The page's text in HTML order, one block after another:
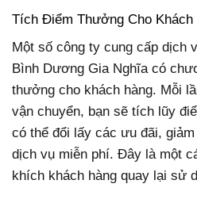
Tích Điểm Thưởng Cho Khách
Một số công ty cung cấp dịch
Bình Dương Gia Nghĩa có
thưởng cho khách hàng. Mỗi
vận chuyển, bạn sẽ tích lũy
có thể đổi lấy các ưu đãi,
dịch vụ miễn phí. Đây là một
khích khách hàng quay lại sử